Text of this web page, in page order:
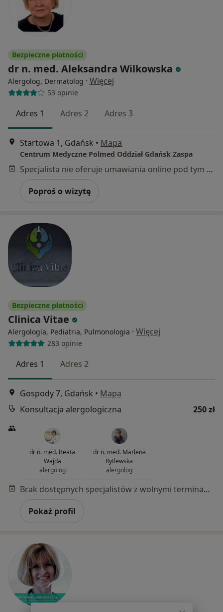
Bezpieczne płatności
dr n. med. Aleksandra Wilkowska
Alergolog, Dermatolog · Więcej
53 opinie
Adres 1 Adres 2 Adres 3
Startowa 1, Gdańsk • Mapa
Centrum Medyczne Polmed Oddział Gdańsk Zaspa
Specjalista nie oferuje umawiania online pod tym adresem.
Poproś o wizytę
Bezpieczne płatności
Clinica Vitae
Alergologia, Pediatria, Pulmonologia · Więcej
283 opinie
Adres 1 Adres 2
Gospody 7, Gdańsk • Mapa
Konsultacja alergologiczna
250 zł
dr n. med. Beata
Wajda
alergolog
dr n. med. Marlena
Rytlewska
alergolog
Brak dostępnych specjalistów z wolnymi terminami w tym centrum medycznym.
Pokaż profil